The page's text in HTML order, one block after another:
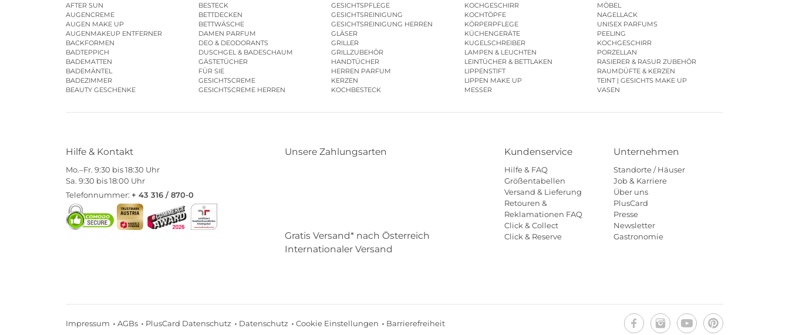
AFTER SUN
AUGENCREME
AUGEN MAKE UP
AUGENMAKEUP ENTFERNER
BACKFORMEN
BADTEPPICH
BADEMATTEN
BADEMÄNTEL
BADEZIMMER
BEAUTY GESCHENKE
BESTECK
BETTDECKEN
BETTWÄSCHE
DAMEN PARFUM
DEO & DEODORANTS
DUSCHGEL & BADESCHAUM
GÄSTETÜCHER
FÜR SIE
GESICHTSCREME
GESICHTSCREME HERREN
GESICHTSPFLEGE
GESICHTSREINIGUNG
GESICHTSREINIGUNG HERREN
GLÄSER
GRILLER
GRILLZUBEHÖR
HANDTÜCHER
HERREN PARFUM
KERZEN
KOCHBESTECK
KOCHGESCHIRR
KOCHTÖPFE
KÖRPERPFLEGE
KÜCHENGERÄTE
KUGELSCHREIBER
LAMPEN & LEUCHTEN
LEINTÜCHER & BETTLAKEN
LIPPENSTIFT
LIPPEN MAKE UP
MESSER
MÖBEL
NAGELLACK
UNISEX PARFUMS
PEELING
KOCHGESCHIRR
PORZELLAN
RASIERER & RASUR ZUBEHÖR
RAUMDÜFTE & KERZEN
TEINT | GESICHTS MAKE UP
VASEN
Hilfe & Kontakt
Mo.–Fr. 9:30 bis 18:30 Uhr
Sa. 9:30 bis 18:00 Uhr
Telefonnummer: + 43 316 / 870-0
Kundenservice
Hilfe & FAQ
Größentabellen
Versand & Lieferung
Retouren &
Reklamationen FAQ
Click & Collect
Click & Reserve
Unternehmen
Standorte / Häuser
Job & Karriere
Über uns
PlusCard
Presse
Newsletter
Gastronomie
Unsere Zahlungsarten
Gratis Versand* nach Österreich
Internationaler Versand
Impressum AGBs PlusCard Datenschutz Datenschutz Cookie Einstellungen Barrierefreiheit